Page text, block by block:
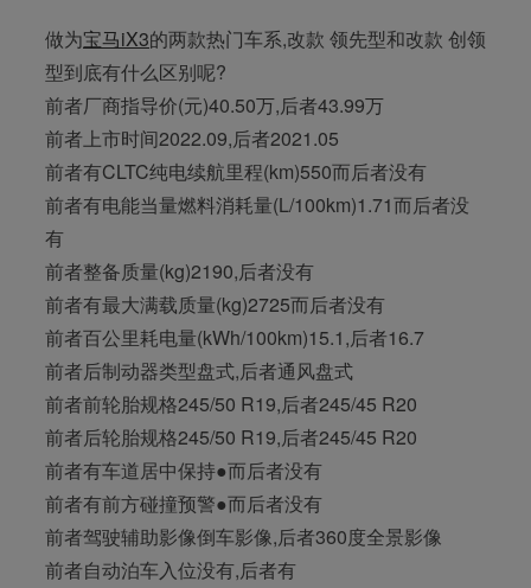
做为宝马iX3的两款热门车系,改款 领先型和改款 创领
型到底有什么区别呢?
前者厂商指导价(元)40.50万,后者43.99万
前者上市时间2022.09,后者2021.05
前者有CLTC纯电续航里程(km)550而后者没有
前者有电能当量燃料消耗量(L/100km)1.71而后者没
有
前者整备质量(kg)2190,后者没有
前者有最大满载质量(kg)2725而后者没有
前者百公里耗电量(kWh/100km)15.1,后者16.7
前者后制动器类型盘式,后者通风盘式
前者前轮胎规格245/50 R19,后者245/45 R20
前者后轮胎规格245/50 R19,后者245/45 R20
前者有车道居中保持●而后者没有
前者有前方碰撞预警●而后者没有
前者驾驶辅助影像倒车影像,后者360度全景影像
前者自动泊车入位没有,后者有